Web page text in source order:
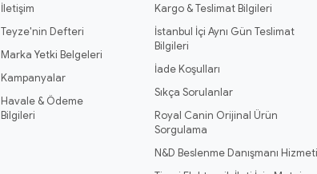
İletişim
Teyze'nin Defteri
Marka Yetki Belgeleri
Kampanyalar
Havale & Ödeme
Bilgileri
Kargo & Teslimat Bilgileri
İstanbul İçi Aynı Gün Teslimat
Bilgileri
İade Koşulları
Sıkça Sorulanlar
Royal Canin Orijinal Ürün
Sorgulama
N&D Beslenme Danışmanı Hizmeti